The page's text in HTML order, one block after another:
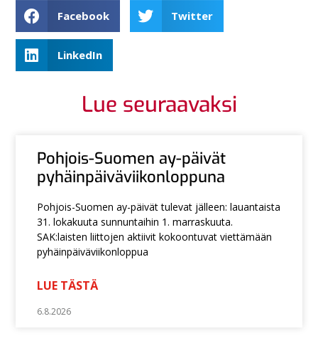
Facebook Twitter
LinkedIn
Lue seuraavaksi
Pohjois-Suomen ay-päivät
pyhäinpäiväviikonloppuna
Pohjois-Suomen ay-päivät tulevat jälleen: lauantaista
31. lokakuuta sunnuntaihin 1. marraskuuta.
SAK:laisten liittojen aktiivit kokoontuvat viettämään
pyhäinpäiväviikonloppua
LUE TÄSTÄ
6.8.2026